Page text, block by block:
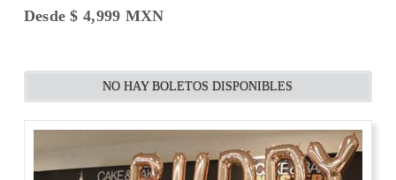
Desde $ 4,999 MXN
NO HAY BOLETOS DISPONIBLES